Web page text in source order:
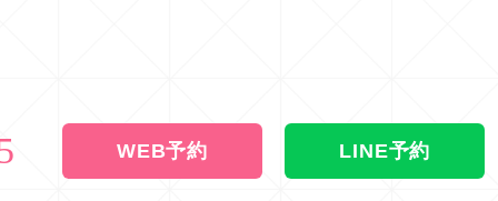
WEB予約 LINE予約